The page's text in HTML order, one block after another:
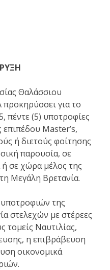
Θαλάσσιου
προκηρύσσει για το
πέντε (5) υποτροφίες
επιπέδου Master’s,
ή διετούς φοίτησης
παρουσία, σε
σε χώρα μέλος της
Μεγάλη Βρετανία.
της
στελεχών με στέρεες
τομείς Ναυτιλίας,
η επιβράβευση
οικονομικά